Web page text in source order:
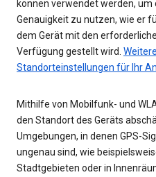
können verwendet werden,
Genauigkeit zu nutzen, wie er
dem Gerät mit den
Verfügung gestellt wird.
Standorteinstellungen für Ihr
Mithilfe von Mobilfunk- und
den Standort des Geräts
Umgebungen, in denen GPS-
ungenau sind, wie
Stadtgebieten oder in